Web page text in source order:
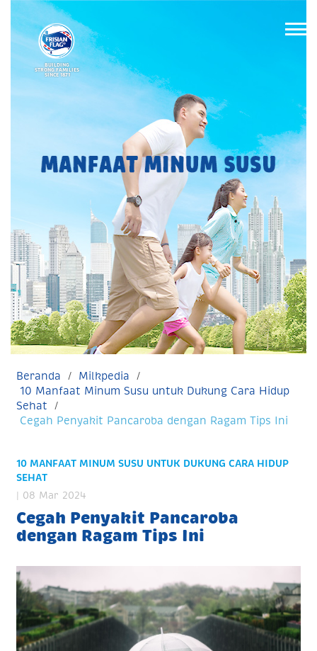
BUILDING
STRONG FAMILIES
SINCE 1871
Beranda
Milkpedia
10 Manfaat Minum Susu untuk Dukung Cara Hidup
Sehat
Cegah Penyakit Pancaroba dengan Ragam Tips Ini
10 MANFAAT MINUM SUSU UNTUK DUKUNG CARA HIDUP
SEHAT
| 08 Mar 2024
Cegah Penyakit Pancaroba
dengan Ragam Tips Ini